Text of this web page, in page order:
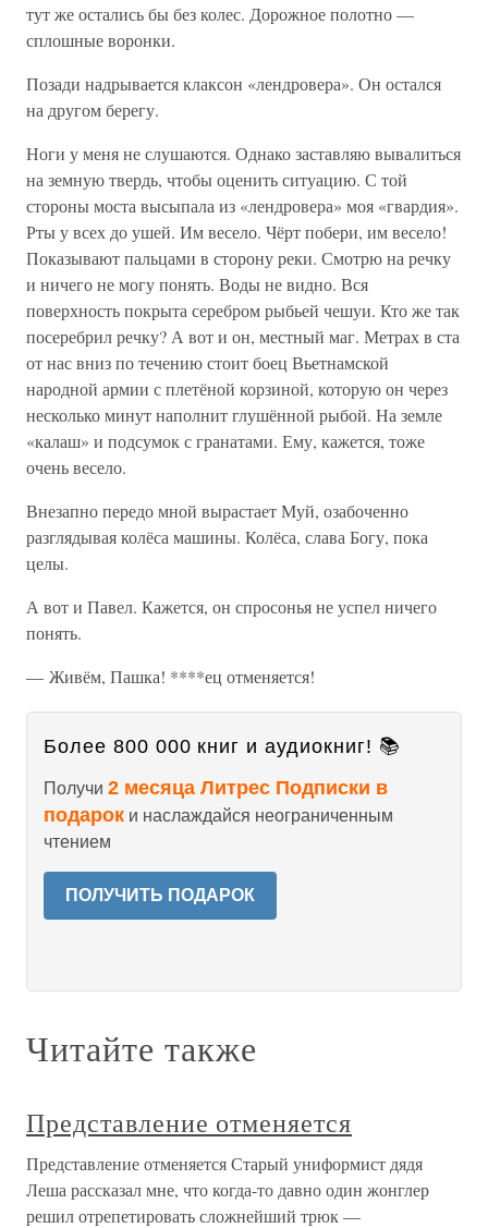
тут же остались бы без колес. Дорожное полотно —
сплошные воронки.
Позади надрывается клаксон «лендровера». Он остался
на другом берегу.
Ноги у меня не слушаются. Однако заставляю вывалиться
на земную твердь, чтобы оценить ситуацию. С той
стороны моста высыпала из «лендровера» моя «гвардия».
Рты у всех до ушей. Им весело. Чёрт побери, им весело!
Показывают пальцами в сторону реки. Смотрю на речку
и ничего не могу понять. Воды не видно. Вся
поверхность покрыта серебром рыбьей чешуи. Кто же так
посеребрил речку? А вот и он, местный маг. Метрах в ста
от нас вниз по течению стоит боец Вьетнамской
народной армии с плетёной корзиной, которую он через
несколько минут наполнит глушённой рыбой. На земле
«калаш» и подсумок с гранатами. Ему, кажется, тоже
очень весело.
Внезапно передо мной вырастает Муй, озабоченно
разглядывая колёса машины. Колёса, слава Богу, пока
целы.
А вот и Павел. Кажется, он спросонья не успел ничего
понять.
— Живём, Пашка! ****ец отменяется!
Более 800 000 книг и аудиокниг! 📚
Получи 2 месяца Литрес Подписки в
подарок и наслаждайся неограниченным
чтением
ПОЛУЧИТЬ ПОДАРОК
Читайте также
Представление отменяется
Представление отменяется Старый униформист дядя
Леша рассказал мне, что когда-то давно один жонглер
решил отрепетировать сложнейший трюк —